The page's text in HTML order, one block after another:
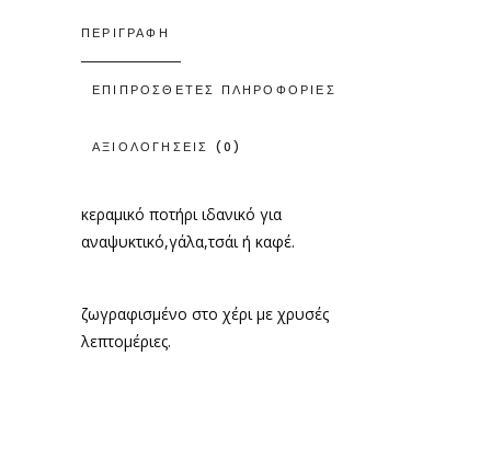
ΠΕΡΙΓΡΑΦΉ
ΕΠΙΠΡΌΣΘΕΤΕΣ ΠΛΗΡΟΦΟΡΊΕΣ
ΑΞΙΟΛΟΓΉΣΕΙΣ (0)
κεραμικό ποτήρι ιδανικό για
αναψυκτικό,γάλα,τσάι ή καφέ.
ζωγραφισμένο στο χέρι με χρυσές
λεπτομέριες.